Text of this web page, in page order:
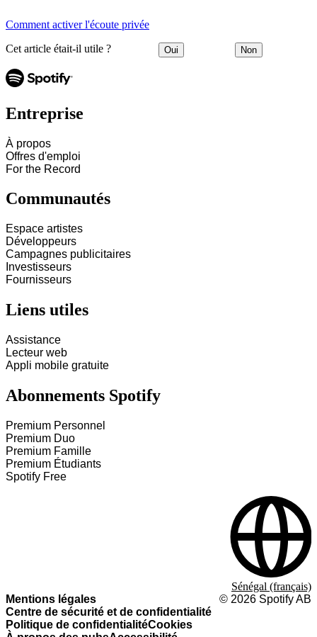
Comment activer l'écoute privée
Cet article était-il utile ? Oui Non
Entreprise
À propos
Offres d'emploi
For the Record
Communautés
Espace artistes
Développeurs
Campagnes publicitaires
Investisseurs
Fournisseurs
Liens utiles
Assistance
Lecteur web
Appli mobile gratuite
Abonnements Spotify
Premium Personnel
Premium Duo
Premium Famille
Premium Étudiants
Spotify Free
Mentions légales
Centre de sécurité et de confidentialité
Politique de confidentialitéCookies
© 2026 Spotify AB
Sénégal (français)